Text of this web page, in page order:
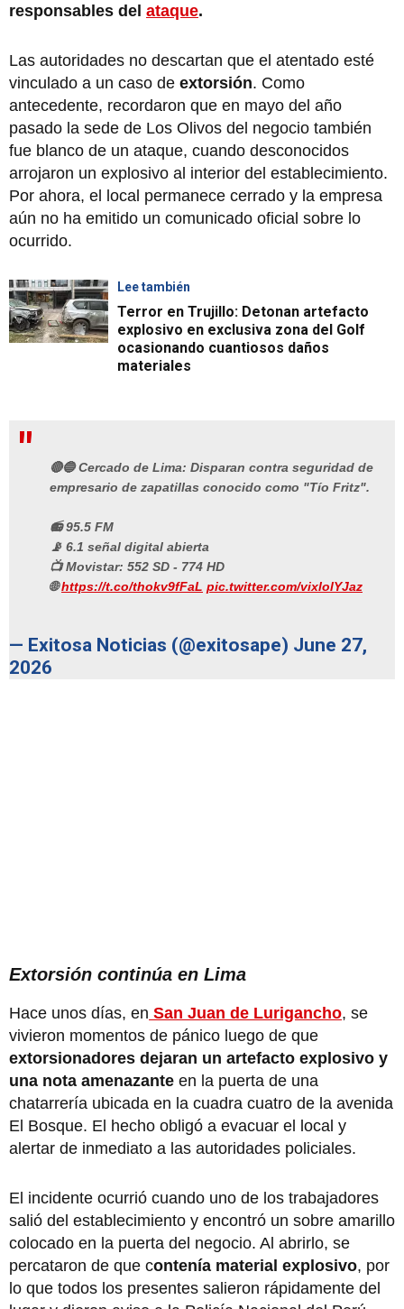
responsables del ataque.
Las autoridades no descartan que el atentado esté
vinculado a un caso de extorsión. Como
antecedente, recordaron que en mayo del año
pasado la sede de Los Olivos del negocio también
fue blanco de un ataque, cuando desconocidos
arrojaron un explosivo al interior del establecimiento.
Por ahora, el local permanece cerrado y la empresa
aún no ha emitido un comunicado oficial sobre lo
ocurrido.
Lee también
Terror en Trujillo: Detonan artefacto
explosivo en exclusiva zona del Golf
ocasionando cuantiosos daños
materiales
🔴🔵 Cercado de Lima: Disparan contra seguridad de
empresario de zapatillas conocido como "Tío Fritz".
📻 95.5 FM
📡 6.1 señal digital abierta
📺 Movistar: 552 SD - 774 HD
🌐https://t.co/thokv9fFaL pic.twitter.com/vixlolYJaz
— Exitosa Noticias (@exitosape) June 27,
2026
Extorsión continúa en Lima
Hace unos días, en San Juan de Lurigancho, se
vivieron momentos de pánico luego de que
extorsionadores dejaran un artefacto explosivo y
una nota amenazante en la puerta de una
chatarrería ubicada en la cuadra cuatro de la avenida
El Bosque. El hecho obligó a evacuar el local y
alertar de inmediato a las autoridades policiales.
El incidente ocurrió cuando uno de los trabajadores
salió del establecimiento y encontró un sobre amarillo
colocado en la puerta del negocio. Al abrirlo, se
percataron de que contenía material explosivo, por
lo que todos los presentes salieron rápidamente del